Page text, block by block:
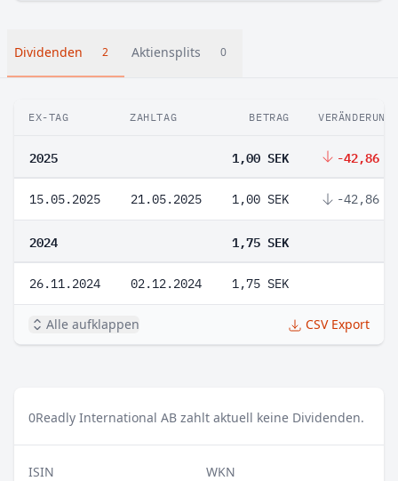
Dividenden 2 Aktiensplits 0
EX-TAG ZAHLTAG BETRAG VERÄNDERUNG
2025 1,00 SEK -42,86 %
15.05.2025 21.05.2025 1,00 SEK -42,86 %
2024 1,75 SEK
26.11.2024 02.12.2024 1,75 SEK
Alle aufklappen CSV Export
0Readly International AB zahlt aktuell keine Dividenden.
ISIN
WKN